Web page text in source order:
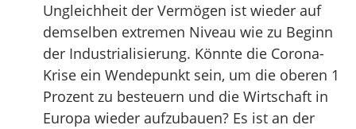
Ungleichheit der Vermögen ist wieder auf
demselben extremen Niveau wie zu Beginn
der Industrialisierung. Könnte die Corona-
Krise ein Wendepunkt sein, um die oberen 1
Prozent zu besteuern und die Wirtschaft in
Europa wieder aufzubauen? Es ist an der